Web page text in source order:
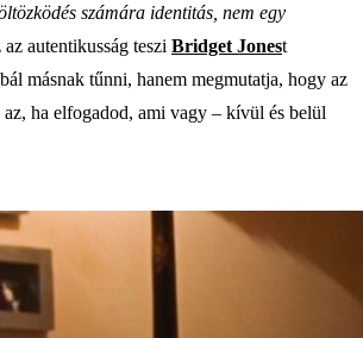
számára identitás, nem egy
az autentikusság teszi Bridget Jonest
másnak tűnni, hanem megmutatja, hogy az
az, ha elfogadod, ami vagy – kívül és belül